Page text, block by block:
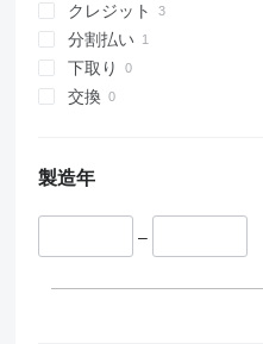
クレジット
分割払い
下取り
交換
製造年
–